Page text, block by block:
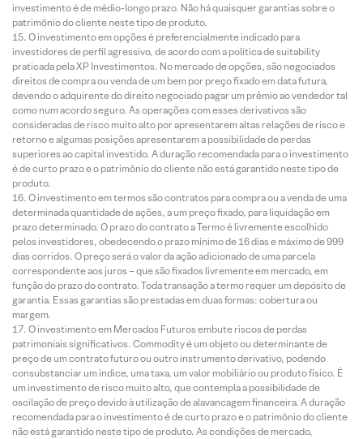
investimento é de médio-longo prazo. Não há quaisquer garantias sobre o
patrimônio do cliente neste tipo de produto.
O investimento em opções é preferencialmente indicado para
investidores de perfil agressivo, de acordo com a política de suitability
praticada pela XP Investimentos. No mercado de opções, são negociados
direitos de compra ou venda de um bem por preço fixado em data futura,
devendo o adquirente do direito negociado pagar um prêmio ao vendedor tal
como num acordo seguro. As operações com esses derivativos são
consideradas de risco muito alto por apresentarem altas relações de risco e
retorno e algumas posições apresentarem a possibilidade de perdas
superiores ao capital investido. A duração recomendada para o investimento
é de curto prazo e o patrimônio do cliente não está garantido neste tipo de
produto.
O investimento em termos são contratos para compra ou a venda de uma
determinada quantidade de ações, a um preço fixado, para liquidação em
prazo determinado. O prazo do contrato a Termo é livremente escolhido
pelos investidores, obedecendo o prazo mínimo de 16 dias e máximo de 999
dias corridos. O preço será o valor da ação adicionado de uma parcela
correspondente aos juros – que são fixados livremente em mercado, em
função do prazo do contrato. Toda transação a termo requer um depósito de
garantia. Essas garantias são prestadas em duas formas: cobertura ou
margem.
O investimento em Mercados Futuros embute riscos de perdas
patrimoniais significativos. Commodity é um objeto ou determinante de
preço de um contrato futuro ou outro instrumento derivativo, podendo
consubstanciar um índice, uma taxa, um valor mobiliário ou produto físico. É
um investimento de risco muito alto, que contempla a possibilidade de
oscilação de preço devido à utilização de alavancagem financeira. A duração
recomendada para o investimento é de curto prazo e o patrimônio do cliente
não está garantido neste tipo de produto. As condições de mercado,